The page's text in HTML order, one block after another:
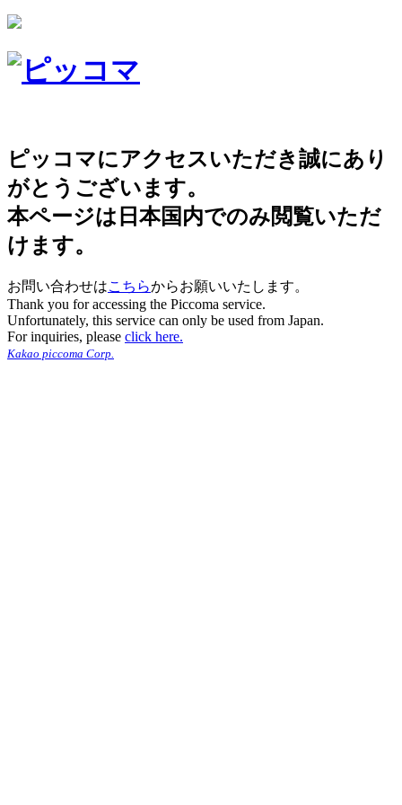
ピッコマにアクセスいただき誠にあり
がとうございます。
本ページは日本国内でのみ閲覧いただ
けます。
お問い合わせはこちらからお願いいたします。
Thank you for accessing the Piccoma service.
Unfortunately, this service can only be used from Japan.
For inquiries, please click here.
Kakao piccoma Corp.